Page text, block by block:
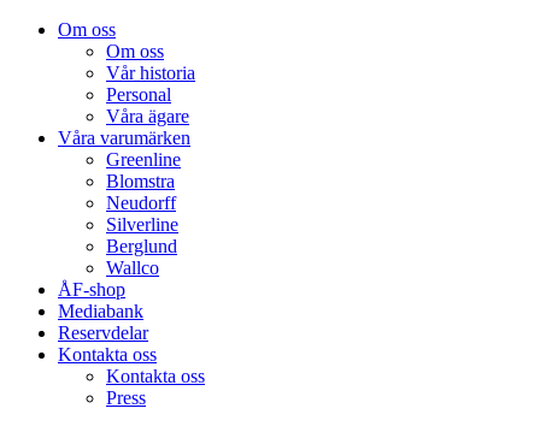
Om oss
Om oss
Vår historia
Personal
Våra ägare
Våra varumärken
Greenline
Blomstra
Neudorff
Silverline
Berglund
Wallco
ÅF-shop
Mediabank
Reservdelar
Kontakta oss
Kontakta oss
Press